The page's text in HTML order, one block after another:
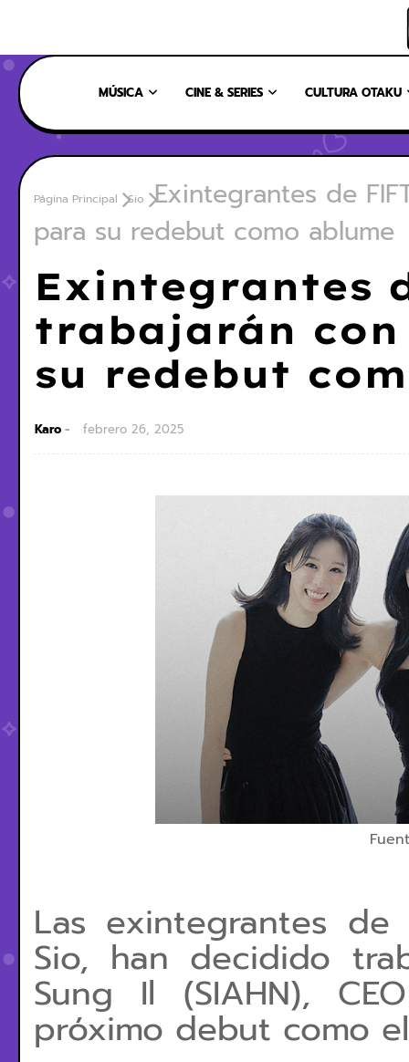
MÚSICA CINE & SERIES CULTURA OTAKU
Página Principal Sio
Exintegrantes de
para su redebut como ablume
Exintegrantes
trabajarán
su redebut
Karo febrero 26, 2025
Las exintegrantes de
Sio, han decidido
Sung Il (SIAHN),
próximo debut como